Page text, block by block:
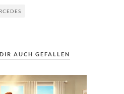
AUCH GEFALLEN